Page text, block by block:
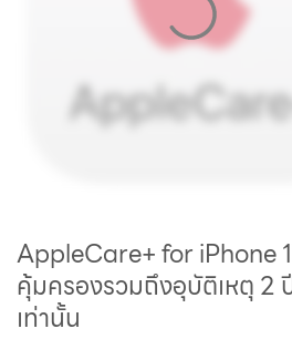
AppleCare+ for iPhone
คุ้มครองรวมถึงอุบัติเหตุ 2
เท่านั้น